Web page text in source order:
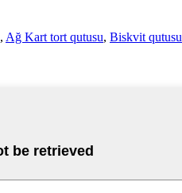
, Ağ Kart tort qutusu, Biskvit qutusu